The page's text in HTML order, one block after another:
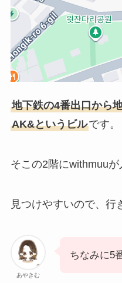
地下鉄の4番出口から
AK&というビルです。
そこの2階にwithmuuが
見つけやすいので、
あやきむ
ちなみに5